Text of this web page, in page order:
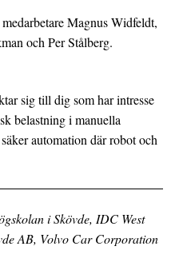
Magnus Widfeldt,
och Per Stålberg.
sig till dig som har intresse
belastning i manuella
automation där robot och
i Skövde, IDC West
AB, Volvo Car Corporation